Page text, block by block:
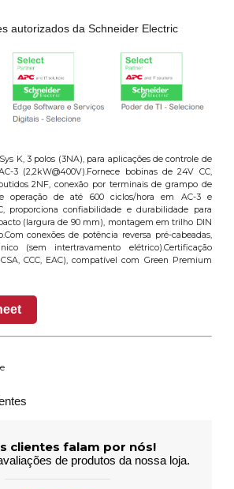
autorizados da Schneider Electric
K, 3 polos (3NA), para aplicações de controle de
3 (2,2kW@400V).Fornece bobinas de 24V CC,
2NF, conexão por terminais de grampo de
operação de até 600 ciclos/hora em AC-3 e
proporciona confiabilidade e durabilidade para
(largura de 90 mm), montagem em trilho DIN
conexões de potência reversa pré-cabeadas,
(sem intertravamento elétrico).Certificação
CCC, EAC), compatível com Green Premium
clientes falam por nós!
de produtos da nossa loja.